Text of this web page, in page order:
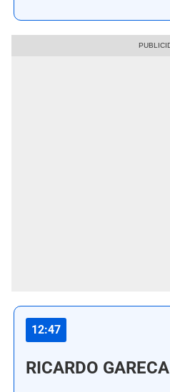
12:47
RICARDO GARECA